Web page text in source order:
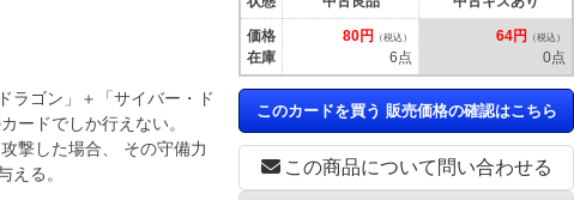
ラゴン」＋「サイバー・ド
ードでしか行えない。
撃した場合、 その守備力
える。
この商品について問い合わせる
価格
在庫
80円 （税込）
6点
64円 （税込）
0点
このカードを買う 販売価格の確認はこちら